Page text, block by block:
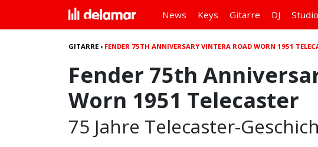
News Keys Gitarre DJ Studio
GITARRE › FENDER 75TH ANNIVERSARY VINTERA ROAD WORN 1951
Fender 75th
Worn 1951 Telecaster
75 Jahre Telecaster-